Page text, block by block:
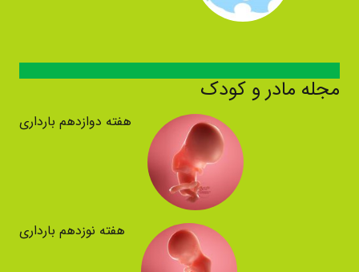
مجله مادر و کودک
هفته دوازدهم بارداری
هفته نوزدهم بارداری